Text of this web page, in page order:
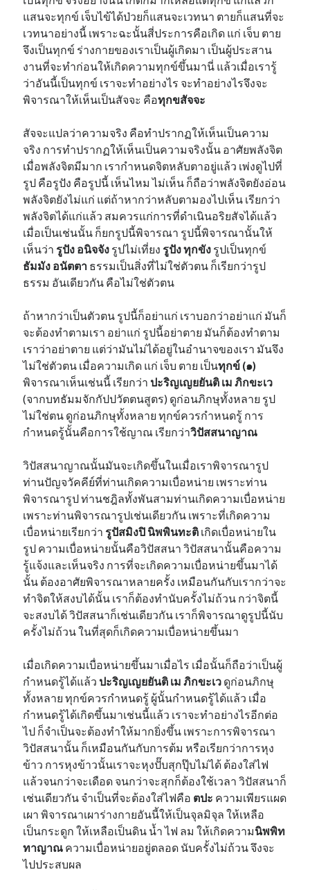
แสนจะทุกข์ เจ็บไข้ได้ป่วยก็แสนจะเวทนา ตายก็แสนที่จะ
เวทนาอย่างนี้ เพราะฉะนั้นสี่ประการคือเกิด แก่ เจ็บ ตาย
จึงเป็นทุกข์ ร่างกายของเราเป็นผู้เกิดมา เป็นผู้ประสาน
งานที่จะทำก่อนให้เกิดความทุกข์ขึ้นมานี่ แล้วเมื่อเรารู้
ว่าอันนี้เป็นทุกข์ เราจะทำอย่างไร จะทำอย่างไรจึงจะ
พิจารณาให้เห็นเป็นสัจจะ คือทุกขสัจจะ
สัจจะแปลว่าความจริง คือทำปรากฏให้เห็นเป็นความ
จริง การทำปรากฏให้เห็นเป็นความจริงนั้น อาศัยพลังจิต
เมื่อพลังจิตมีมาก เรากำหนดจิตหลับตาอยู่แล้ว เพ่งดูไปที่
รูป คือรูปัง คือรูปนี้ เห็นไหม ไม่เห็น ก็ถือว่าพลังจิตยังอ่อน
พลังจิตยังไม่แก่ แต่ถ้าหากว่าหลับตามองไปเห็น เรียกว่า
พลังจิตได้แก่แล้ว สมควรแก่การที่ดำเนินอริยสัจได้แล้ว
เมื่อเป็นเช่นนั้น ก็ยกรูปนี้พิจารณา รูปนี้พิจารณานั้นให้
เห็นว่า รูปัง อนิจจัง รูปไม่เที่ยง รูปัง ทุกขัง รูปเป็นทุกข์
ธัมมัง อนัตตา ธรรมเป็นสิ่งที่ไม่ใช่ตัวตน ก็เรียกว่ารูป
ธรรม อันเดียวกัน คือไม่ใช่ตัวตน
ถ้าหากว่าเป็นตัวตน รูปนี้ก็อย่าแก่ เราบอกว่าอย่าแก่ มันก็
จะต้องทำตามเรา อย่าแก่ รูปนี้อย่าตาย มันก็ต้องทำตาม
เราว่าอย่าตาย แต่ว่ามันไม่ได้อยู่ในอำนาจของเรา มันจึง
ไม่ใช่ตัวตน เมื่อความเกิด แก่ เจ็บ ตาย เป็นทุกข์ (๑)
พิจารณาเห็นเช่นนี้ เรียกว่า ปะริญเญยยันติ เม ภิกขะเว
(จากบทธัมมจักกัปปวัตตนสูตร) ดูก่อนภิกษุทั้งหลาย รูป
ไม่ใช่ตน ดูก่อนภิกษุทั้งหลาย ทุกข์ควรกำหนดรู้ การ
กำหนดรู้นั้นคือการใช้ญาณ เรียกว่าวิปัสสนาญาณ
วิปัสสนาญาณนั้นมันจะเกิดขึ้นในเมื่อเราพิจารณารูป
ท่านปัญจวัคคีย์ที่ท่านเกิดความเบื่อหน่าย เพราะท่าน
พิจารณารูป ท่านชฎิลทั้งพันสามท่านเกิดความเบื่อหน่าย
เพราะท่านพิจารณารูปเช่นเดียวกัน เพราะที่เกิดความ
เบื่อหน่ายเรียกว่า รูปัสมิงปิ นิพพินทะติ เกิดเบื่อหน่ายใน
รูป ความเบื่อหน่ายนั้นคือวิปัสสนา วิปัสสนานั้นคือความ
รู้แจ้งและเห็นจริง การที่จะเกิดความเบื่อหน่ายขึ้นมาได้
นั้น ต้องอาศัยพิจารณาหลายครั้ง เหมือนกันกับเรากว่าจะ
ทำจิตให้สงบได้นั้น เราก็ต้องทำนับครั้งไม่ถ้วน กว่าจิตนี้
จะสงบได้ วิปัสสนาก็เช่นเดียวกัน เราก็พิจารณาดูรูปนี้นับ
ครั้งไม่ถ้วน ในที่สุดก็เกิดความเบื่อหน่ายขึ้นมา
เมื่อเกิดความเบื่อหน่ายขึ้นมาเมื่อไร เมื่อนั้นก็ถือว่าเป็นผู้
กำหนดรู้ได้แล้ว ปะริญเญยยันติ เม ภิกขะเว ดูก่อนภิกษุ
ทั้งหลาย ทุกข์ควรกำหนดรู้ ผู้นั้นกำหนดรู้ได้แล้ว เมื่อ
กำหนดรู้ได้เกิดขึ้นมาเช่นนี้แล้ว เราจะทำอย่างไรอีกต่อ
ไป ก็จำเป็นจะต้องทำให้มากยิ่งขึ้น เพราะการพิจารณา
วิปัสสนานั้น ก็เหมือนกันกับการต้ม หรือเรียกว่าการหุง
ข้าว การหุงข้าวนั้นเราจะหุงปั๊บสุกปุ๊บไม่ได้ ต้องใส่ไฟ
แล้วจนกว่าจะเดือด จนกว่าจะสุกก็ต้องใช้เวลา วิปัสสนาก็
เช่นเดียวกัน จำเป็นที่จะต้องใส่ไฟคือ ตปะ ความเพียรแผด
เผา พิจารณาเผาร่างกายอันนี้ให้เป็นจุลมิจุล ให้เหลือ
เป็นกระดูก ให้เหลือเป็นดิน น้ำ ไฟ ลม ให้เกิดความนิพพิท
ทาญาณ ความเบื่อหน่ายอยู่ตลอด นับครั้งไม่ถ้วน จึงจะ
ไปประสบผล